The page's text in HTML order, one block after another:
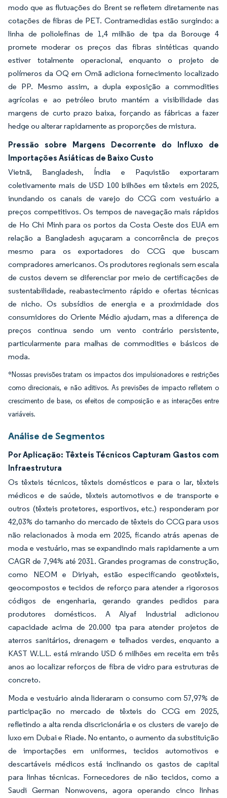
modo que as flutuações do Brent se refletem diretamente nas
cotações de fibras de PET. Contramedidas estão surgindo: a
linha de poliolefinas de 1,4 milhão de tpa da Borouge 4
promete moderar os preços das fibras sintéticas quando
estiver totalmente operacional, enquanto o projeto de
polímeros da OQ em Omã adiciona fornecimento localizado
de PP. Mesmo assim, a dupla exposição a commodities
agrícolas e ao petróleo bruto mantém a visibilidade das
margens de curto prazo baixa, forçando as fábricas a fazer
hedge ou alterar rapidamente as proporções de mistura.
Pressão sobre Margens Decorrente do Influxo de
Importações Asiáticas de Baixo Custo
Vietnã, Bangladesh, Índia e Paquistão exportaram
coletivamente mais de USD 100 bilhões em têxteis em 2025,
inundando os canais de varejo do CCG com vestuário a
preços competitivos. Os tempos de navegação mais rápidos
de Ho Chi Minh para os portos da Costa Oeste dos EUA em
relação a Bangladesh aguçaram a concorrência de preços
mesmo para os exportadores do CCG que buscam
compradores americanos. Os produtores regionais sem escala
de custos devem se diferenciar por meio de certificações de
sustentabilidade, reabastecimento rápido e ofertas técnicas
de nicho. Os subsídios de energia e a proximidade dos
consumidores do Oriente Médio ajudam, mas a diferença de
preços continua sendo um vento contrário persistente,
particularmente para malhas de commodities e básicos de
moda.
*Nossas previsões tratam os impactos dos impulsionadores e restrições
como direcionais, e não aditivos. As previsões de impacto refletem o
crescimento de base, os efeitos de composição e as interações entre
variáveis.
Análise de Segmentos
Por Aplicação: Têxteis Técnicos Capturam Gastos com
Infraestrutura
Os têxteis técnicos, têxteis domésticos e para o lar, têxteis
médicos e de saúde, têxteis automotivos e de transporte e
outros (têxteis protetores, esportivos, etc.) responderam por
42,03% do tamanho do mercado de têxteis do CCG para usos
não relacionados à moda em 2025, ficando atrás apenas de
moda e vestuário, mas se expandindo mais rapidamente a um
CAGR de 7,94% até 2031. Grandes programas de construção,
como NEOM e Diriyah, estão especificando geotêxteis,
geocompostos e tecidos de reforço para atender a rigorosos
códigos de engenharia, gerando grandes pedidos para
produtores domésticos. A Alyaf Industrial adicionou
capacidade acima de 20.000 tpa para atender projetos de
aterros sanitários, drenagem e telhados verdes, enquanto a
KAST W.L.L. está mirando USD 6 milhões em receita em três
anos ao localizar reforços de fibra de vidro para estruturas de
concreto.
Moda e vestuário ainda lideraram o consumo com 57,97% de
participação no mercado de têxteis do CCG em 2025,
refletindo a alta renda discricionária e os clusters de varejo de
luxo em Dubai e Riade. No entanto, o aumento da substituição
de importações em uniformes, tecidos automotivos e
descartáveis médicos está inclinando os gastos de capital
para linhas técnicas. Fornecedores de não tecidos, como a
Saudi German Nonwovens, agora operando cinco linhas